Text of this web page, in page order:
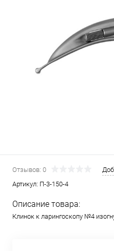
Отзывов: 0
Артикул: П-3-150-4
Описание товара:
Клинок к ларингоскопу №4